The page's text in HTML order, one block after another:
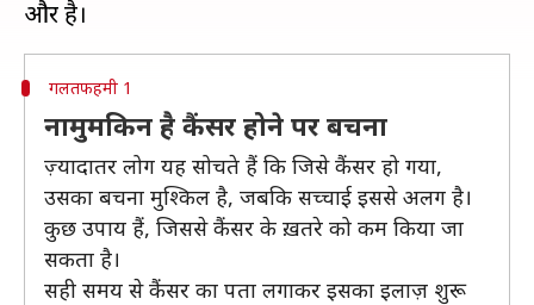
गलतफहमी 1
नामुमकिन है कैंसर होने पर बचना
ज़्यादातर लोग यह सोचते हैं कि जिसे कैंसर हो गया,
उसका बचना मुश्किल है, जबकि सच्चाई इससे अलग है।
कुछ उपाय हैं, जिससे कैंसर के ख़तरे को कम किया जा
सकता है।
सही समय से कैंसर का पता लगाकर इसका इलाज़ शुरू